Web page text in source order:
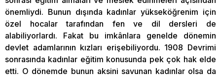
önemliydi. Bunun dışında kadınlar yükseköğrenim için
özel hocalar tarafından fen ve dil dersleri de
alabiliyorlardı. Fakat bu imkânlara genelde dönemin
devlet adamlarının kızları erişebiliyordu. 1908 Devrimi
sonrasında kadınlar eğitim konusunda pek çok hak elde
etti. O dönemde bunun aksini savunan kadınlar olsa da